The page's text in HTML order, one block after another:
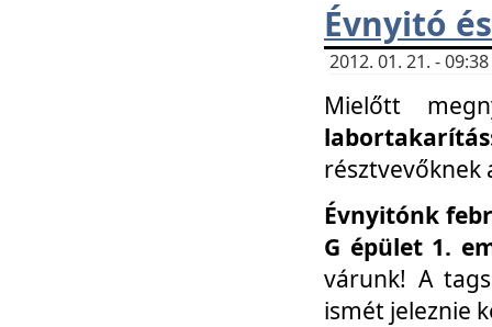
Évnyitó
2012. 01. 21. -
Mielőtt
labortakarítás
résztvevőknek
Évnyitónk
G épület 1.
várunk! A
ismét jeleznie